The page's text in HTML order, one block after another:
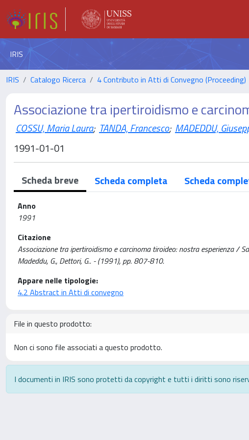
IRIS
IRIS Catalogo Ricerca 4 Contributo in Atti di Convegno (Proceeding)
Associazione tra ipertiroidismo e
COSSU, Maria Laura; TANDA, Francesco; MADEDDU,
1991-01-01
Scheda breve Scheda completa Scheda
Anno
1991
Citazione
Associazione tra ipertiroidismo e carcinoma tiroideo: nostra esperienza /
Madeddu, G., Dettori, G.. - (1991), pp. 807-810.
Appare nelle tipologie:
4.2 Abstract in Atti di convegno
File in questo prodotto:
Non ci sono file associati a questo prodotto.
I documenti in IRIS sono protetti da copyright e tutti i diritti sono